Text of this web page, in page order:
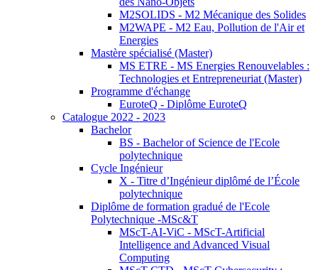
M2SOLIDS - M2 Mécanique des Solides
M2WAPE - M2 Eau, Pollution de l'Air et
Energies
Mastère spécialisé (Master)
MS ETRE - MS Energies Renouvelables :
Technologies et Entrepreneuriat (Master)
Programme d'échange
EuroteQ - Diplôme EuroteQ
Catalogue 2022 - 2023
Bachelor
BS - Bachelor of Science de l'Ecole
polytechnique
Cycle Ingénieur
X - Titre d’Ingénieur diplômé de l’École
polytechnique
Diplôme de formation gradué de l'Ecole
Polytechnique -MSc&T
MScT-AI-ViC - MScT-Artificial
Intelligence and Advanced Visual
Computing